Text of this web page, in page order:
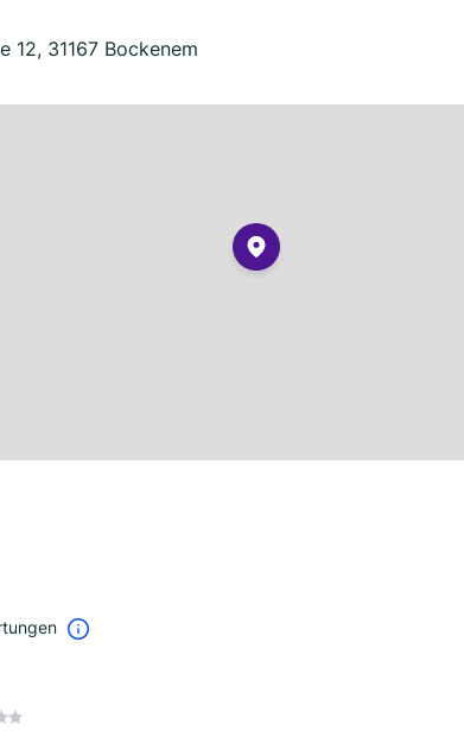
12, 31167 Bockenem